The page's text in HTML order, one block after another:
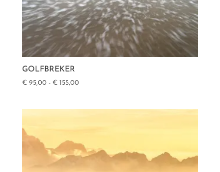
GOLFBREKER
€95,00 - €155,00Prijsklasse: